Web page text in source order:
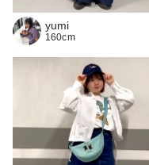
yumi
160cm